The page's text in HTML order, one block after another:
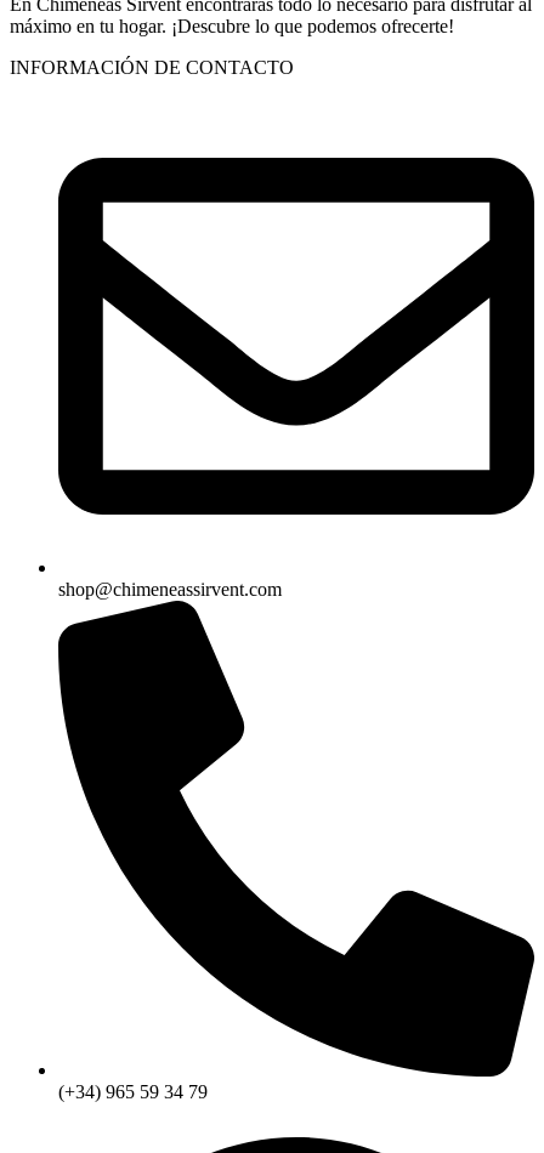
En Chimeneas Sirvent encontrarás todo lo necesario para disfrutar al
máximo en tu hogar. ¡Descubre lo que podemos ofrecerte!
INFORMACIÓN DE CONTACTO
shop@chimeneassirvent.com
(+34) 965 59 34 79